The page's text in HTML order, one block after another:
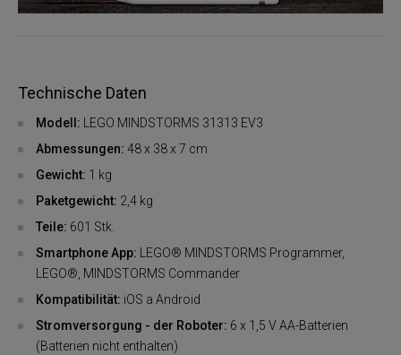
Technische Daten
Modell: LEGO MINDSTORMS 31313 EV3
Abmessungen: 48 x 38 x 7 cm
Gewicht: 1 kg
Paketgewicht: 2,4 kg
Teile: 601 Stk.
Smartphone App: LEGO® MINDSTORMS Programmer,
LEGO®, MINDSTORMS Commander
Kompatibilität: iOS a Android
Stromversorgung - der Roboter: 6 x 1,5 V AA-Batterien
(Batterien nicht enthalten)